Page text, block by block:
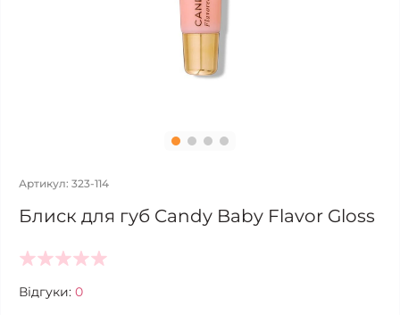
Артикул: 323-114
Блиск для губ Candy Baby Flavor Gloss
Відгуки: 0